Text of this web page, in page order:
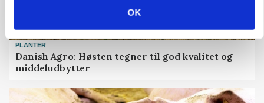
OK
PLANTER
Danish Agro: Høsten tegner til god kvalitet og
middeludbytter